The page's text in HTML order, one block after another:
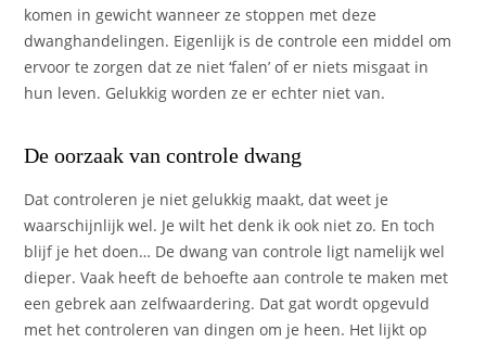
komen in gewicht wanneer ze stoppen met deze
dwanghandelingen. Eigenlijk is de controle een middel om
ervoor te zorgen dat ze niet ‘falen’ of er niets misgaat in
hun leven. Gelukkig worden ze er echter niet van.
De oorzaak van controle dwang
Dat controleren je niet gelukkig maakt, dat weet je
waarschijnlijk wel. Je wilt het denk ik ook niet zo. En toch
blijf je het doen… De dwang van controle ligt namelijk wel
dieper. Vaak heeft de behoefte aan controle te maken met
een gebrek aan zelfwaardering. Dat gat wordt opgevuld
met het controleren van dingen om je heen. Het lijkt op